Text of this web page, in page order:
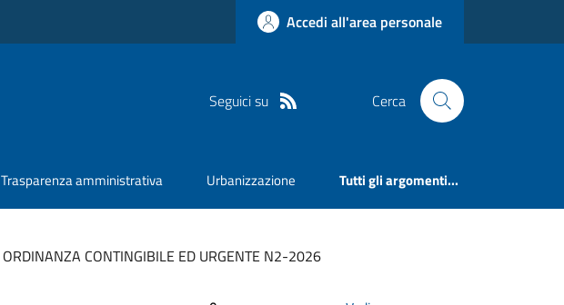
Accedi all'area personale
Seguici su Cerca
Trasparenza amministrativa Urbanizzazione Tutti gli argomenti...
ORDINANZA CONTINGIBILE ED URGENTE N2-2026